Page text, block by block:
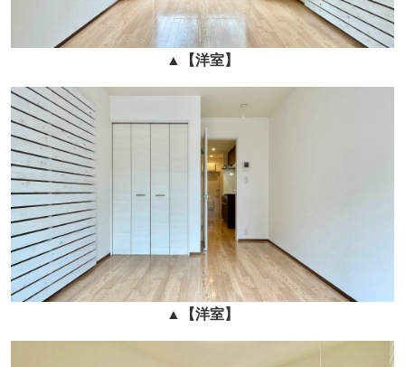
▲ 【洋室】
▲ 【洋室】